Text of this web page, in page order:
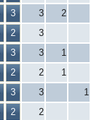
3 3 2
2 3
3 3 1
2 2
1
3 3 1
2 2